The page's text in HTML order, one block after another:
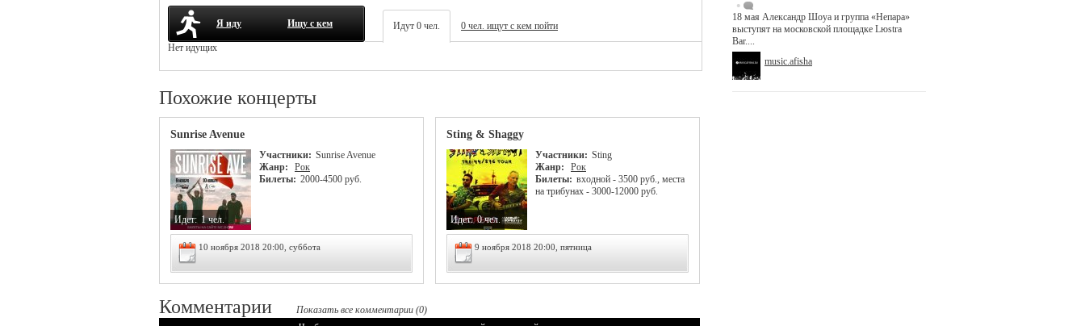
Я иду Ищу с кем Идут 0 чел.
0 чел. ищут с кем пойти
Нет идущих
Похожие концерты
Sunrise Avenue
Участники: Sunrise Avenue
Жанр:
Рок
Билеты: 2000-4500 руб.
Идет: 1 чел.
10 ноября 2018 20:00, суббота
Sting & Shaggy
Участники: Sting
Жанр:
Рок
Билеты: входной - 3500 руб., места
на трибунах - 3000-12000 руб.
Идет: 0 чел.
9 ноября 2018 20:00, пятница
Комментарии
Показать все комментарии (0)
18 мая Александр Шоуа и группа «Непара»
выступят на московской площадке Lюstra
Bar....
music.afisha